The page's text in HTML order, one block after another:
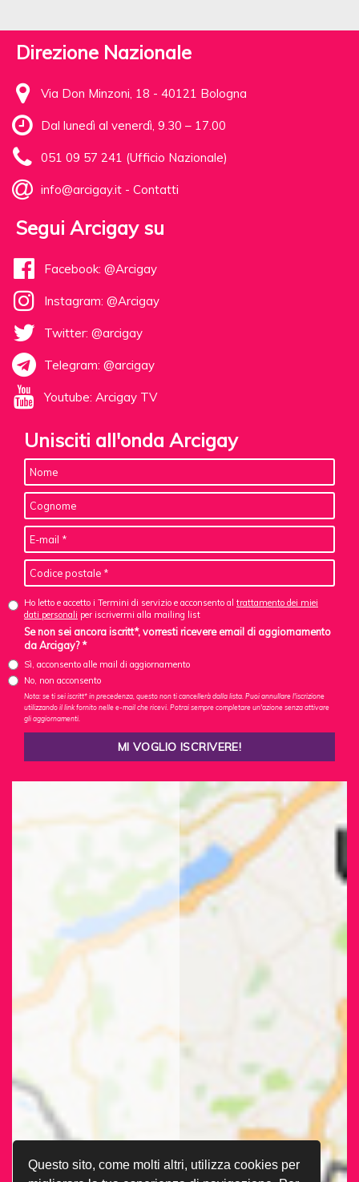
Questo sito, come molti altri, utilizza cookies per
Direzione Nazionale
Via Don Minzoni, 18 - 40121 Bologna
Dal lunedì al venerdì, 9.30 – 17.00
051 09 57 241 (Ufficio Nazionale)
info@arcigay.it - Contatti
Segui Arcigay su
Facebook: @Arcigay
Instagram: @Arcigay
Twitter: @arcigay
Telegram: @arcigay
Youtube: Arcigay TV
Unisciti all'onda Arcigay
Ho letto e accetto i Termini di servizio e acconsento al trattamento dei miei
dati personali per iscrivermi alla mailing list
Se non sei ancora iscritt*, vorresti ricevere email di aggiornamento
da Arcigay? *
Sì, acconsento alle mail di aggiornamento
No, non acconsento
Nota: se ti sei iscritt* in precedenza, questo non ti cancellerà dalla lista. Puoi annullare l'iscrizione
utilizzando il link fornito nelle e-mail che ricevi. Potrai sempre completare un'azione senza attivare
gli aggiornamenti.